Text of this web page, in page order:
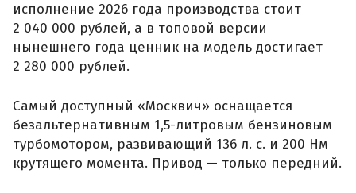
исполнение 2026 года производства стоит
2 040 000 рублей, а в топовой версии
нынешнего года ценник на модель достигает
2 280 000 рублей.
Самый доступный «Москвич» оснащается
безальтернативным 1,5-литровым бензиновым
турбомотором, развивающий 136 л. с. и 200 Нм
крутящего момента. Привод — только передний.